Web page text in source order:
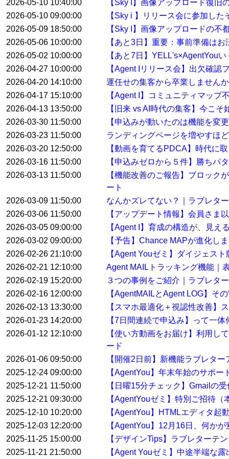
2026-05-10 10:40:00
【Sky I】画像アップロード復旧
2026-05-10 09:00:00
【Sky i 】リリース会に参加し
2026-05-09 18:50:00
【Sky I】画像アップロードの不
2026-05-06 10:00:00
【あと3日】重要：事前準備は
2026-05-02 10:00:00
【あと7日】YELL's×AgentYou
2026-04-27 10:00:00
【Agent Iリリース会】出欠確認
2026-04-20 14:10:00
運任せの集客から卒業しません
2026-04-17 15:10:00
【Agent I】コミュニティマップ
2026-04-13 13:50:00
【旧来 vs AI時代の集客】今こ
2026-03-30 11:50:00
【申込みが動いたのは機能を変
2026-03-23 11:50:00
ランディングページを増やすほ
2026-03-20 12:50:00
【動画を育てるPDCA】時代に
2026-03-16 11:50:00
【申込みゼロから５件】勝ちパ
2026-03-13 11:50:00
【機能改善のご報告】ブロック
ート
2026-03-09 11:50:00
なんかズレてない？｜ラブレタ
2026-03-06 11:50:00
【アップデート情報】会員さま
2026-03-05 09:00:00
【Agent I】育成の構造が、見え
2026-03-02 09:00:00
【予告】Chance MAPが進化し
2026-02-26 21:10:00
【Agent Youゼミ】ダイジェス
2026-02-21 12:10:00
Agent MAILトラッキング機能｜
2026-02-19 15:20:00
３つの事例をご紹介｜ラブレタ
2026-02-16 12:00:00
【AgentMAILとAgent LOG】そ
2026-02-13 13:30:00
【スマホ最適化＋視認性改善】
2026-01-23 14:20:00
【7日間連続で申込み】って一
2026-01-12 12:10:00
【使い方動画をお届け】利用し
ード
2026-01-06 09:50:00
【開催2日前】新機能ラブレタ
2025-12-24 09:00:00
【AgentYou】年末年始のサポー
2025-12-21 11:50:00
【日曜15分チェック】Gmailの
2025-12-21 09:30:00
【AgentYouゼミ】特別ご招待
2025-12-10 10:20:00
【AgentYou】HTMLエディタ起
2025-12-03 12:20:00
【AgentYou】12月16日、何か
2025-11-25 15:00:00
【デザインTips】ラブレターテ
2025-11-21 21:50:00
【Agent Youゼミ】中途半端な